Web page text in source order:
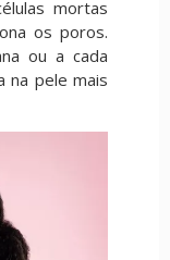
mortas
os poros.
ou a cada
na pele mais